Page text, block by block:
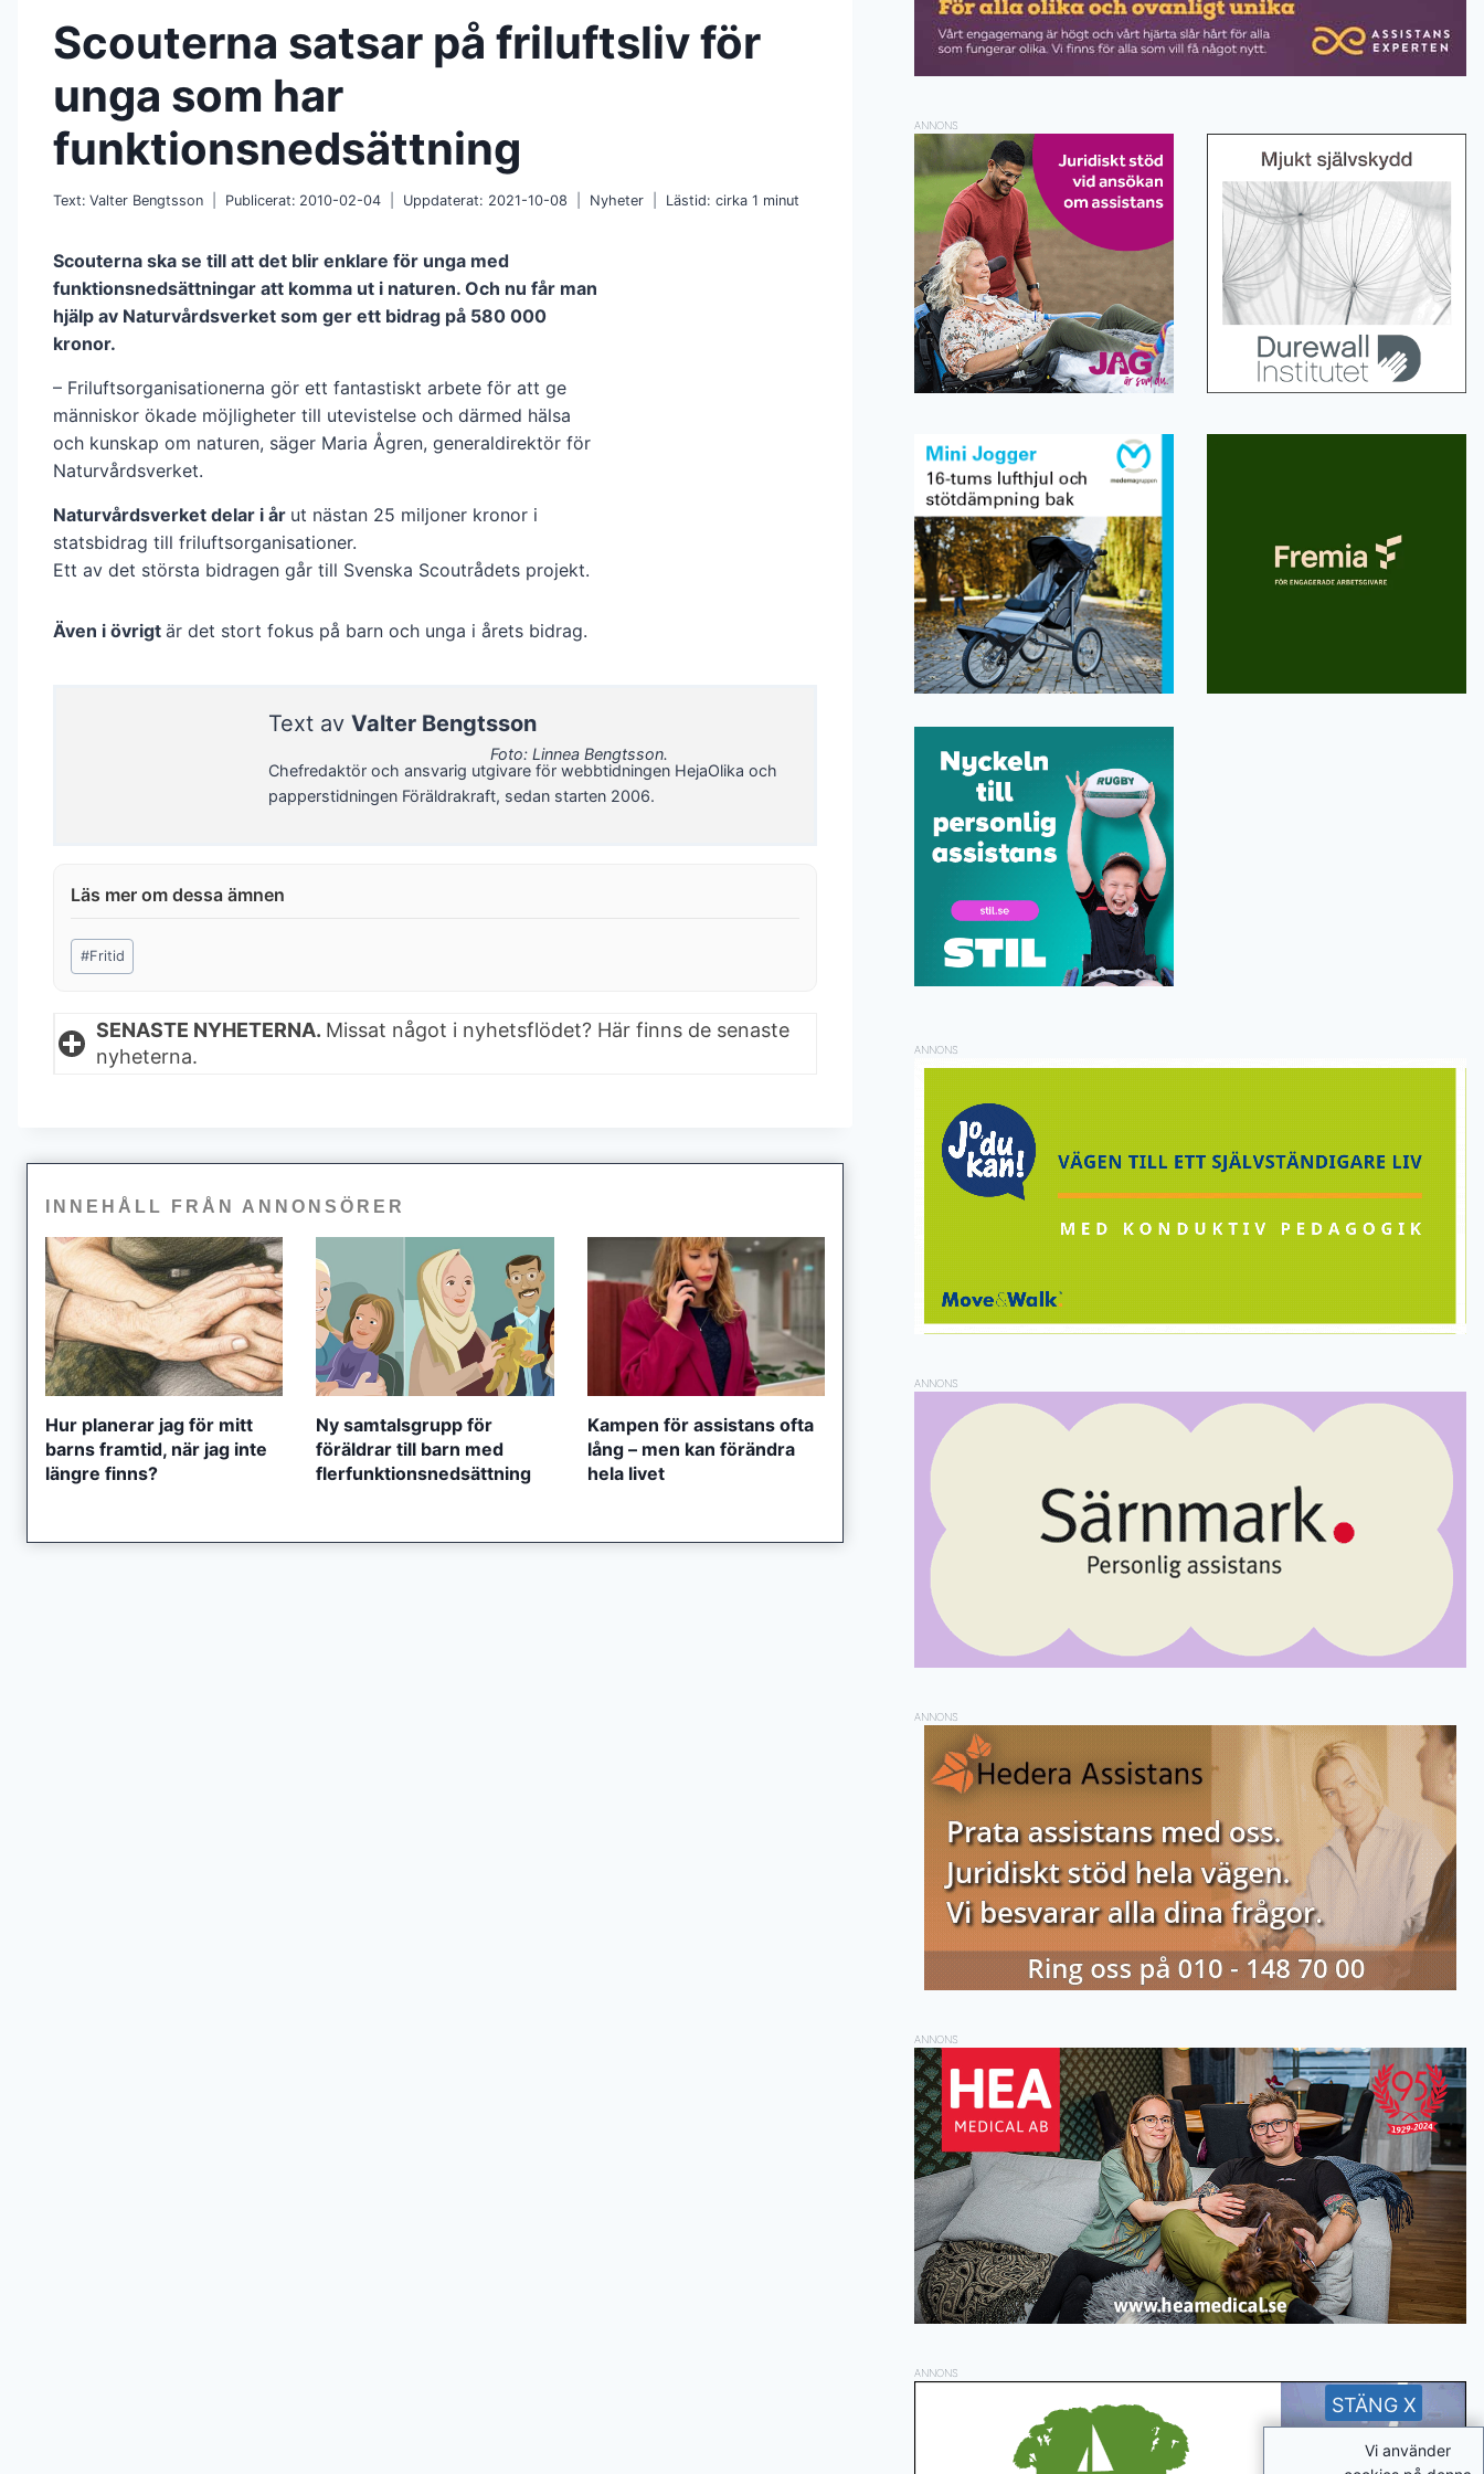
Scouterna satsar på friluftsliv för
unga som har
funktionsnedsättning
Text: Valter Bengtsson Publicerat: 2010-02-04 Uppdaterat: 2021-10-08 Nyheter Lästid: cirka 1 minut
Scouterna ska se till att det blir enklare för unga med
funktionsnedsättningar att komma ut i naturen. Och nu får man
hjälp av Naturvårdsverket som ger ett bidrag på 580 000
kronor.
– Friluftsorganisationerna gör ett fantastiskt arbete för att ge
människor ökade möjligheter till utevistelse och därmed hälsa
och kunskap om naturen, säger Maria Ågren, generaldirektör för
Naturvårdsverket.
Naturvårdsverket delar i år ut nästan 25 miljoner kronor i
statsbidrag till friluftsorganisationer.
Ett av det största bidragen går till Svenska Scoutrådets projekt.
Även i övrigt är det stort fokus på barn och unga i årets bidrag.
Foto: Linnea Bengtsson.
Text av Valter Bengtsson
Chefredaktör och ansvarig utgivare för webbtidningen HejaOlika och
papperstidningen Föräldrakraft, sedan starten 2006.
Post
Tags:
#Fritid
SENASTE NYHETERNA. Missat något i nyhetsflödet? Här finns de senaste
nyheterna.
INNEHÅLL FRÅN ANNONSÖRER
Hur planerar jag för mitt
barns framtid, när jag inte
längre finns?
Ny samtalsgrupp för
föräldrar till barn med
flerfunktionsnedsättning
Kampen för assistans ofta
lång – men kan förändra
hela livet
ANNONS
ANNONS
ANNONS
ANNONS
ANNONS
ANNONS
Vi använder
STÄNG X